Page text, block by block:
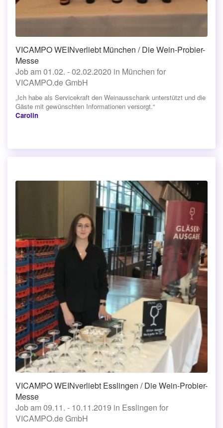
VICAMPO WEINverliebt München / Die Wein-Probier-
Messe
Job am 01.02. - 02.02.2020 in München for
VICAMPO.de GmbH
„Ich habe als Servicekraft den Weinausschank unterstützt und die
Gäste mit gewünschten Informationen versorgt.“
Carolin
VICAMPO WEINverliebt Esslingen / Die Wein-Probier-
Messe
Job am 09.11. - 10.11.2019 in Esslingen for
VICAMPO.de GmbH